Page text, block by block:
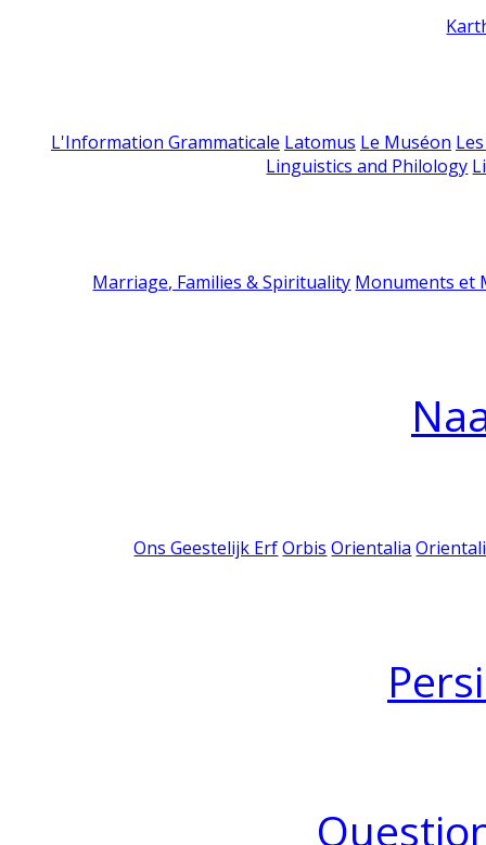
L'Information Grammaticale Latomus Le Muséon
Linguistics and Philology
Marriage, Families & Spirituality Monuments et
Ons Geestelijk Erf Orbis Orientalia